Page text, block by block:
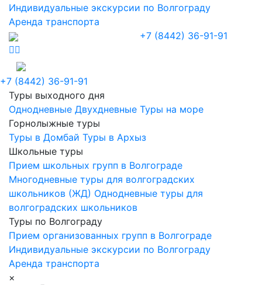
Индивидуальные экскурсии по Волгограду
Аренда транспорта
+7 (8442) 36-91-91
+7 (8442) 36-91-91
Туры выходного дня
Однодневные Двухдневные Туры на море
Горнолыжные туры
Туры в Домбай Туры в Архыз
Школьные туры
Прием школьных групп в Волгограде
Многодневные туры для волгоградских
школьников (ЖД) Однодневные туры для
волгоградских школьников
Туры по Волгограду
Прием организованных групп в Волгограде
Индивидуальные экскурсии по Волгограду
Аренда транспорта
×